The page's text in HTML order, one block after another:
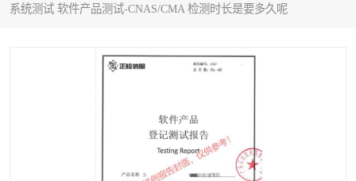
系统测试 软件产品测试-CNAS/CMA 检测时长是要多久呢